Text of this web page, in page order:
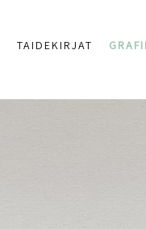
TAIDEKIRJAT